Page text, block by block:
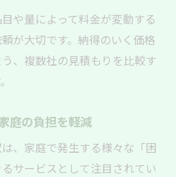
や量によって料金が変動する
が大切です。納得のいく価格
、複数社の見積もりを比較す
庭の負担を軽減
、家庭で発生する様々な「困
サービスとして注目されてい